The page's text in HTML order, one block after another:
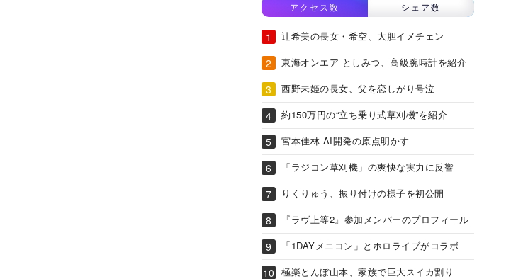
アクセス数 シェア数
辻希美の長女・希空、大胆イメチェン
東海オンエア としみつ、高級腕時計を紹介
西野未姫の長女、父を恋しがり号泣
約150万円の“立ち乗り式草刈機”を紹介
宮本佳林 AI開発の原点明かす
「ラジコン草刈機」の爽快な実力に反響
りくりゅう、振り付けの様子を初公開
『ラヴ上等2』参加メンバーのプロフィール
「1DAYメニコン」とホロライブがコラボ
極楽とんぼ山本、家族で巨大スイカ割り